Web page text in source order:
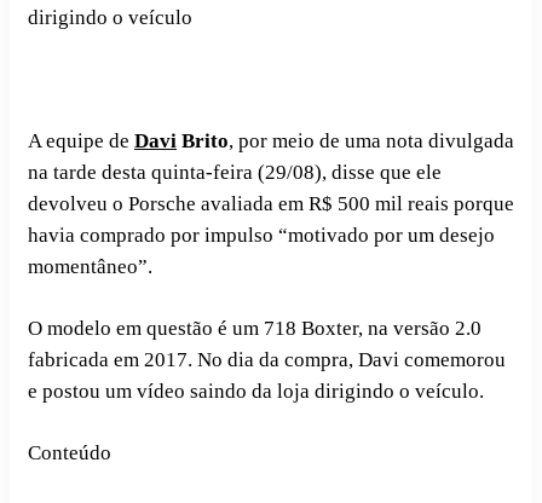
dirigindo o veículo
A equipe de Davi Brito, por meio de uma nota divulgada
na tarde desta quinta-feira (29/08), disse que ele
devolveu o Porsche avaliada em R$ 500 mil reais porque
havia comprado por impulso “motivado por um desejo
momentâneo”.
O modelo em questão é um 718 Boxter, na versão 2.0
fabricada em 2017. No dia da compra, Davi comemorou
e postou um vídeo saindo da loja dirigindo o veículo.
Conteúdo